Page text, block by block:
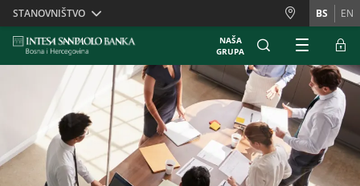
Skiplinks
STANOVNIŠTVO BS EN
NAŠA
GRUPA